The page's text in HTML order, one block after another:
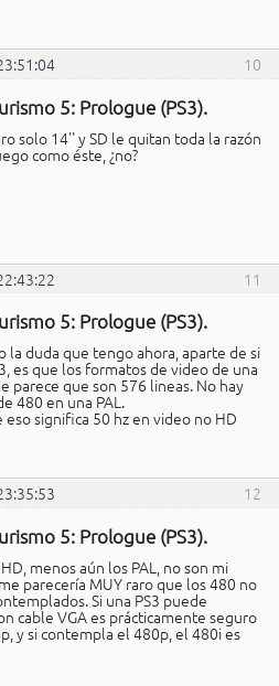
10
5: Prologue (PS3).
solo 14'' y SD le quitan toda la razón
como éste, ¿no?
11
5: Prologue (PS3).
la duda que tengo ahora, aparte de si
es que los formatos de video de una
parece que son 576 lineas. No hay
480 en una PAL.
eso significa 50 hz en video no HD
12
5: Prologue (PS3).
menos aún los PAL, no son mi
parecería MUY raro que los 480 no
Si una PS3 puede
cable VGA es prácticamente seguro
y si contempla el 480p, el 480i es